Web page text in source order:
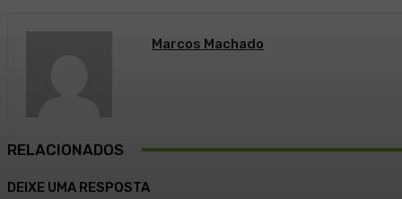
Marcos Machado
RELACIONADOS
DEIXE UMA RESPOSTA